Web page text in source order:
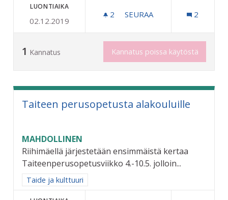
LUONTIAIKA
02.12.2019
2 2 SEURAAJAA
SEURAA 2
1 Kannatus Kannatus poissa käytöstä
Taiteen perusopetusta alakouluille
MAHDOLLINEN
Riihimäellä järjestetään ensimmäistä kertaa
Taiteenperusopetusviikko 4.-10.5. jolloin...
Rajaa tulokset aihepiirin mukaan: Taide ja kulttuuri
Taide ja kulttuuri